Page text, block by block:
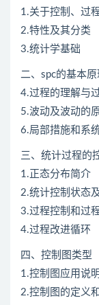
1.关于控制、过
2.特性及其分类
3.统计学基础
二、spc的基本原
4.过程的理解与
5.波动及波动的
6.局部措施和系
三、统计过程的
1.正态分布简介
2.统计控制状态
3.过程控制和过
4.过程改进循环
四、控制图类型
1.控制图应用说明
2.控制图的定义